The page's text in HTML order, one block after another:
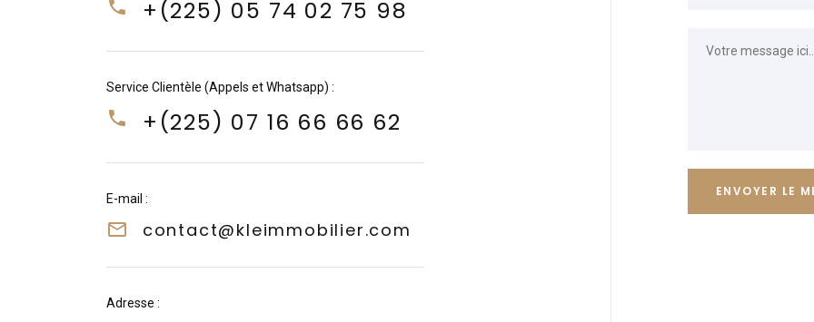
+(225) 05 74 02 75 98
Service Clientèle (Appels et Whatsapp) :
+(225) 07 16 66 66 62
E-mail :
contact@kleimmobilier.com
Adresse :
ENVOYER LE